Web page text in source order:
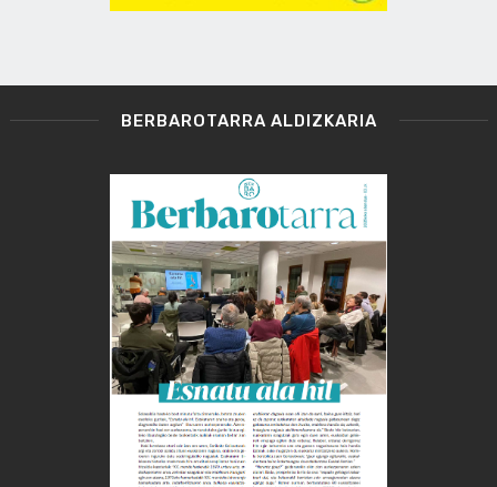
BERBAROTARRA ALDIZKARIA